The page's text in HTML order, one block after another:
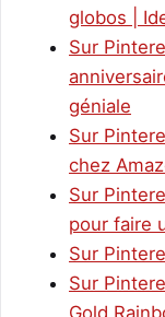
globos |
Sur
géniale
Sur
chez
Sur
pour faire
Sur
Sur
Gold